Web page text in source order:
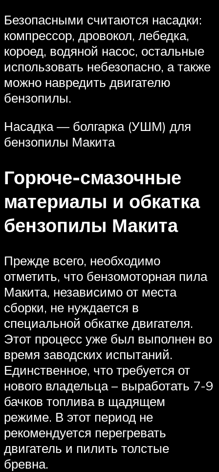
Безопасными считаются насадки:
компрессор, дровокол, лебедка,
короед, водяной насос, остальные
использовать небезопасно, а также
можно навредить двигателю
бензопилы.
Насадка — болгарка (УШМ) для
бензопилы Макита
Горюче-смазочные
материалы и обкатка
бензопилы Макита
Прежде всего, необходимо
отметить, что бензомоторная пила
Макита, независимо от места
сборки, не нуждается в
специальной обкатке двигателя.
Этот процесс уже был выполнен во
время заводских испытаний.
Единственное, что требуется от
нового владельца – выработать 7-9
бачков топлива в щадящем
режиме. В этот период не
рекомендуется перегревать
двигатель и пилить толстые
бревна.